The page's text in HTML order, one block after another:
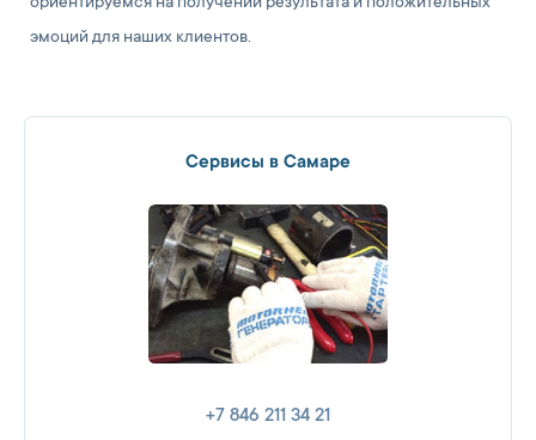
эмоций для наших клиентов.
Сервисы в Самаре
+7 846 211 34 21